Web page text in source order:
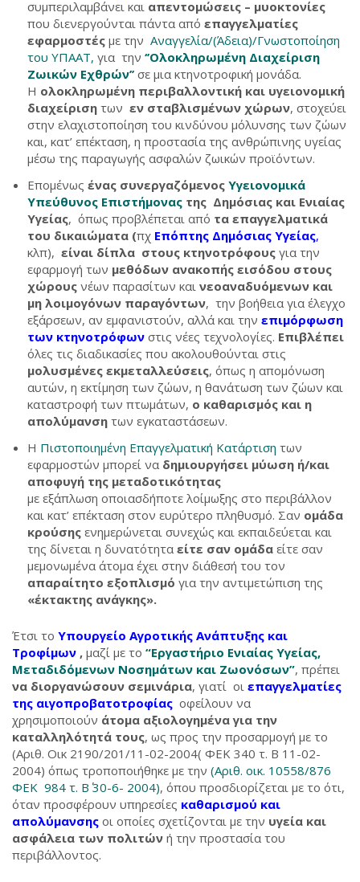
συμπεριλαμβάνει και απεντομώσεις – μυοκτονίες
που διενεργούνται πάντα από επαγγελματίες
εφαρμοστές με την Αναγγελία/(Άδεια)/Γνωστοποίηση
του ΥΠΑΑΤ, για την ‘’Ολοκληρωμένη Διαχείριση
Ζωικών Εχθρών’’ σε μια κτηνοτροφική μονάδα.
Η ολοκληρωμένη περιβαλλοντική και υγειονομική
διαχείριση των εν σταβλισμένων χώρων, στοχεύει
στην ελαχιστοποίηση του κινδύνου μόλυνσης των ζώων
και, κατ’ επέκταση, η προστασία της ανθρώπινης υγείας
μέσω της παραγωγής ασφαλών ζωικών προϊόντων.
Επομένως ένας συνεργαζόμενος Υγειονομικά
Υπεύθυνος Επιστήμονας της Δημόσιας και Ενιαίας
Υγείας, όπως προβλέπεται από τα επαγγελματικά
του δικαιώματα (πχ Επόπτης Δημόσιας Υγείας,
κλπ), είναι δίπλα στους κτηνοτρόφους για την
εφαρμογή των μεθόδων ανακοπής εισόδου στους
χώρους νέων παρασίτων και νεοαναδυόμενων και
μη λοιμογόνων παραγόντων, την βοήθεια για έλεγχο
εξάρσεων, αν εμφανιστούν, αλλά και την επιμόρφωση
των κτηνοτρόφων στις νέες τεχνολογίες. Επιβλέπει
όλες τις διαδικασίες που ακολουθούνται στις
μολυσμένες εκμεταλλεύσεις, όπως η απομόνωση
αυτών, η εκτίμηση των ζώων, η θανάτωση των ζώων και
καταστροφή των πτωμάτων, ο καθαρισμός και η
απολύμανση των εγκαταστάσεων.
Η Πιστοποιημένη Επαγγελματική Κατάρτιση των
εφαρμοστών μπορεί να δημιουργήσει μύωση ή/και
αποφυγή της μεταδοτικότητας
με εξάπλωση οποιασδήποτε λοίμωξης στο περιβάλλον
και κατ’ επέκταση στον ευρύτερο πληθυσμό. Σαν ομάδα
κρούσης ενημερώνεται συνεχώς και εκπαιδεύεται και
της δίνεται η δυνατότητα είτε σαν ομάδα είτε σαν
μεμονωμένα άτομα έχει στην διάθεσή του τον
απαραίτητο εξοπλισμό για την αντιμετώπιση της
«έκτακτης ανάγκης».
Έτσι το Υπουργείο Αγροτικής Ανάπτυξης και
Τροφίμων , μαζί με το “Εργαστήριο Ενιαίας Υγείας,
Μεταδιδόμενων Νοσημάτων και Ζωονόσων”, πρέπει
να διοργανώσουν σεμινάρια, γιατί οι επαγγελματίες
της αιγοπροβατοτροφίας οφείλουν να
χρησιμοποιούν άτομα αξιολογημένα για την
καταλληλότητά τους, ως προς την προσαρμογή με το
(Αριθ. Οικ 2190/201/11-02-2004( ΦΕΚ 340 τ. Β 11-02-
2004) όπως τροποποιήθηκε με την (Αριθ. οικ. 10558/876
ΦΕΚ 984 τ. Β΄ 30-6- 2004), όπου προσδιορίζεται με το ότι,
όταν προσφέρουν υπηρεσίες καθαρισμού και
απολύμανσης οι οποίες σχετίζονται με την υγεία και
ασφάλεια των πολιτών ή την προστασία του
περιβάλλοντος.